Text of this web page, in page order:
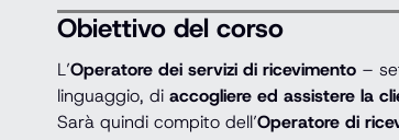
Obiettivo del corso
L’Operatore dei servizi di ricevimento –
linguaggio, di accogliere ed assistere la
Sarà quindi compito dell’Operatore di